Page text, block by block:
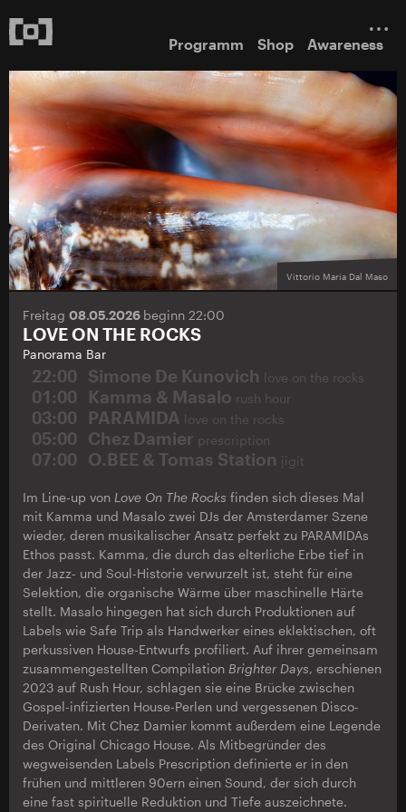
Programm Shop Awareness
Vittorio Maria Dal Maso
Freitag 08.05.2026 beginn 22:00
LOVE ON THE ROCKS
Panorama Bar
22:00 Simone De Kunovich love on the rocks
01:00 Kamma & Masalo rush hour
03:00 PARAMIDA love on the rocks
05:00 Chez Damier prescription
07:00 O.BEE & Tomas Station jigit
Im Line-up von Love On The Rocks finden sich dieses Mal
mit Kamma und Masalo zwei DJs der Amsterdamer Szene
wieder, deren musikalischer Ansatz perfekt zu PARAMIDAs
Ethos passt. Kamma, die durch das elterliche Erbe tief in
der Jazz- und Soul-Historie verwurzelt ist, steht für eine
Selektion, die organische Wärme über maschinelle Härte
stellt. Masalo hingegen hat sich durch Produktionen auf
Labels wie Safe Trip als Handwerker eines eklektischen, oft
perkussiven House-Entwurfs profiliert. Auf ihrer gemeinsam
zusammengestellten Compilation Brighter Days, erschienen
2023 auf Rush Hour, schlagen sie eine Brücke zwischen
Gospel-infizierten House-Perlen und vergessenen Disco-
Derivaten. Mit Chez Damier kommt außerdem eine Legende
des Original Chicago House. Als Mitbegründer des
wegweisenden Labels Prescription definierte er in den
frühen und mittleren 90ern einen Sound, der sich durch
eine fast spirituelle Reduktion und Tiefe auszeichnete.